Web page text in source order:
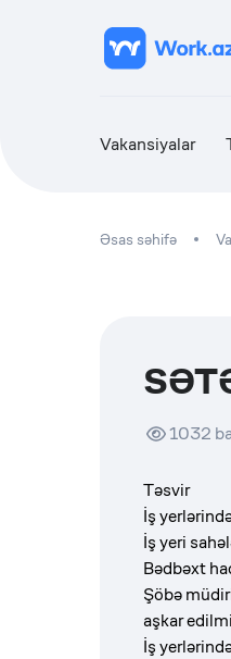
Vakansiyalar
Əsas səhifə
1032
Təsvir
İş
İş yeri
Bədbəxt
Şöbə
aşkar
İş